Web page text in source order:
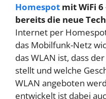
Homespot mit WiFi
bereits die neue
Internet per
das Mobilfunk-Netz
das WLAN ist, dass
stellt und welche
WLAN angeboten
entwickelt ist dabei